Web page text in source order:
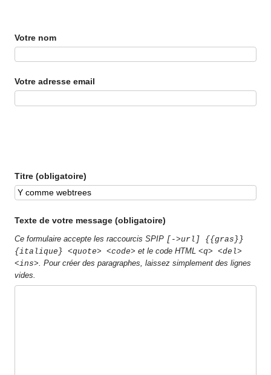
Votre nom
Votre adresse email
Titre (obligatoire)
Texte de votre message (obligatoire)
Ce formulaire accepte les raccourcis SPIP [->url] {{gras}}
{italique} <quote> <code> et le code HTML<q> <del>
<ins>. Pour créer des paragraphes, laissez simplement des lignes
vides.